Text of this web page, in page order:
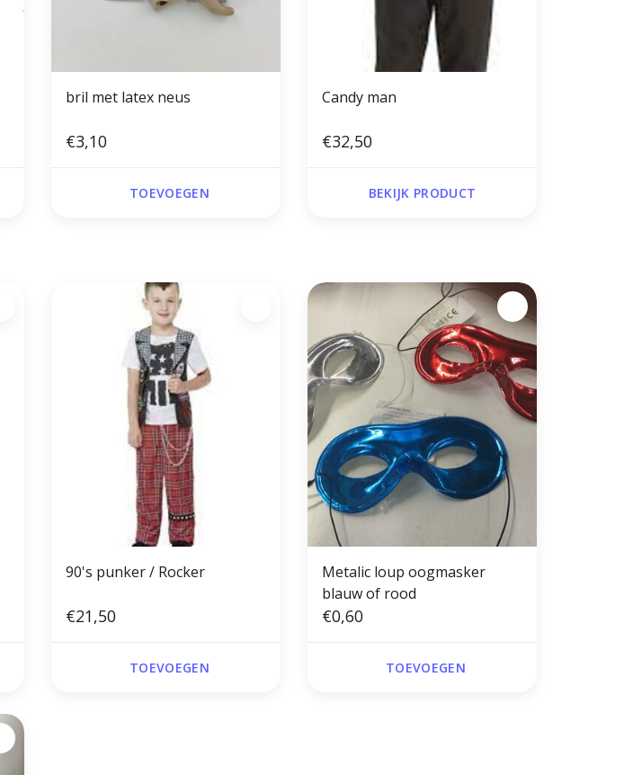
bril met latex neus
€3,10
TOEVOEGEN
Candy man
€32,50
BEKIJK PRODUCT
90's punker / Rocker
€21,50
TOEVOEGEN
Metalic loup oogmasker
blauw of rood
€0,60
TOEVOEGEN